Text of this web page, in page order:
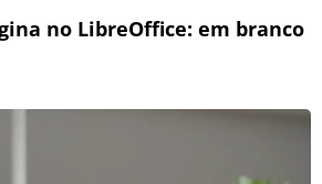
no LibreOffice: em branco